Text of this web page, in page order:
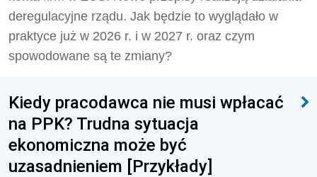
deregulacyjne rządu. Jak będzie to wyglądało w
praktyce już w 2026 r. i w 2027 r. oraz czym
spowodowane są te zmiany?
Kiedy pracodawca nie musi wpłacać
na PPK? Trudna sytuacja
ekonomiczna może być
uzasadnieniem [Przykłady]